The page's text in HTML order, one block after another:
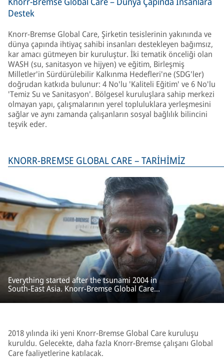
Destek
Knorr-Bremse Global Care, Şirketin tesislerinin yakınında ve
dünya çapında ihtiyaç sahibi insanları destekleyen bağımsız,
kar amacı gütmeyen bir kuruluştur. İki tematik önceliği olan
WASH (su, sanitasyon ve hijyen) ve eğitim, Birleşmiş
Milletler'in Sürdürülebilir Kalkınma Hedefleri'ne (SDG'ler)
doğrudan katkıda bulunur: 4 No'lu 'Kaliteli Eğitim' ve 6 No'lu
'Temiz Su ve Sanitasyon'. Bölgesel kuruluşlara sahip merkezi
olmayan yapı, çalışmalarının yerel topluluklara yerleşmesini
sağlar ve aynı zamanda çalışanların sosyal bağlılık bilincini
teşvik eder.
KNORR-BREMSE GLOBAL CARE – TARİHİMİZ
Everything started after the tsunami 2004 in
South-East Asia. Knorr-Bremse Global Care
provided rapid and unbureaucratic aid for
emergency relief and reconstruction projects.
2018 yılında iki yeni Knorr-Bremse Global Care kuruluşu
kuruldu. Gelecekte, daha fazla Knorr-Bremse çalışanı Global
Care faaliyetlerine katılacak.